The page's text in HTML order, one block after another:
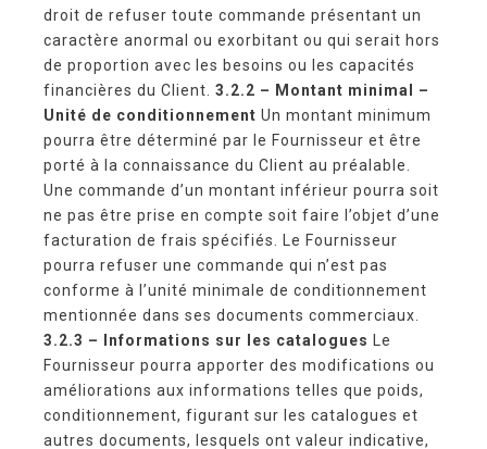
droit de refuser toute commande présentant un
caractère anormal ou exorbitant ou qui serait hors
de proportion avec les besoins ou les capacités
financières du Client. 3.2.2 – Montant minimal –
Unité de conditionnement Un montant minimum
pourra être déterminé par le Fournisseur et être
porté à la connaissance du Client au préalable.
Une commande d’un montant inférieur pourra soit
ne pas être prise en compte soit faire l’objet d’une
facturation de frais spécifiés. Le Fournisseur
pourra refuser une commande qui n’est pas
conforme à l’unité minimale de conditionnement
mentionnée dans ses documents commerciaux.
3.2.3 – Informations sur les catalogues
Le
Fournisseur pourra apporter des modifications ou
améliorations aux informations telles que poids,
conditionnement, figurant sur les catalogues et
autres documents, lesquels ont valeur indicative,